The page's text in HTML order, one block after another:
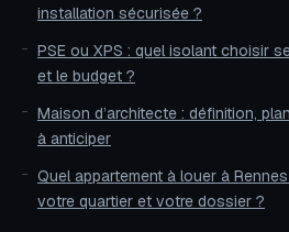
installation sécurisée ?
PSE ou XPS : quel isolant choisir
et le budget ?
Maison d’architecte : définition,
à anticiper
Quel appartement à louer à
votre quartier et votre dossier ?